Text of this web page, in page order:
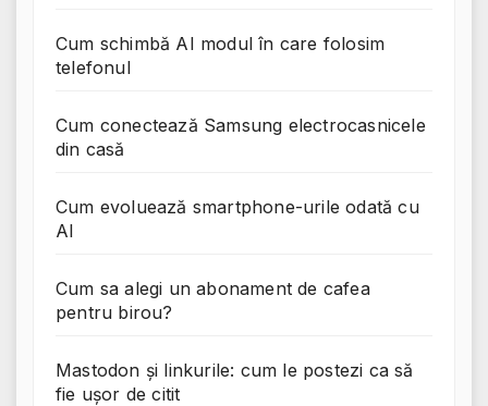
Cum schimbă AI modul în care folosim
telefonul
Cum conectează Samsung electrocasnicele
din casă
Cum evoluează smartphone-urile odată cu
AI
Cum sa alegi un abonament de cafea
pentru birou?
Mastodon și linkurile: cum le postezi ca să
fie ușor de citit